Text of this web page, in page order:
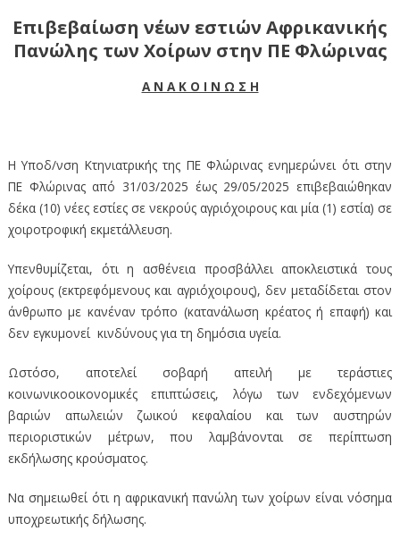
Επιβεβαίωση νέων εστιών Αφρικανικής
Πανώλης των Χοίρων στην ΠΕ Φλώρινας
Α Ν Α Κ Ο Ι Ν Ω Σ Η
Η Υποδ/νση Κτηνιατρικής της ΠΕ Φλώρινας ενημερώνει ότι στην
ΠΕ Φλώρινας από 31/03/2025 έως 29/05/2025 επιβεβαιώθηκαν
δέκα (10) νέες εστίες σε νεκρούς αγριόχοιρους και μία (1) εστία) σε
χοιροτροφική εκμετάλλευση.
Υπενθυμίζεται, ότι η ασθένεια προσβάλλει αποκλειστικά τους
χοίρους (εκτρεφόμενους και αγριόχοιρους), δεν μεταδίδεται στον
άνθρωπο με κανέναν τρόπο (κατανάλωση κρέατος ή επαφή) και
δεν εγκυμονεί κινδύνους για τη δημόσια υγεία.
Ωστόσο, αποτελεί σοβαρή απειλή με τεράστιες
κοινωνικοοικονομικές επιπτώσεις, λόγω των ενδεχόμενων
βαριών απωλειών ζωικού κεφαλαίου και των αυστηρών
περιοριστικών μέτρων, που λαμβάνονται σε περίπτωση
εκδήλωσης κρούσματος.
Να σημειωθεί ότι η αφρικανική πανώλη των χοίρων είναι νόσημα
υποχρεωτικής δήλωσης.